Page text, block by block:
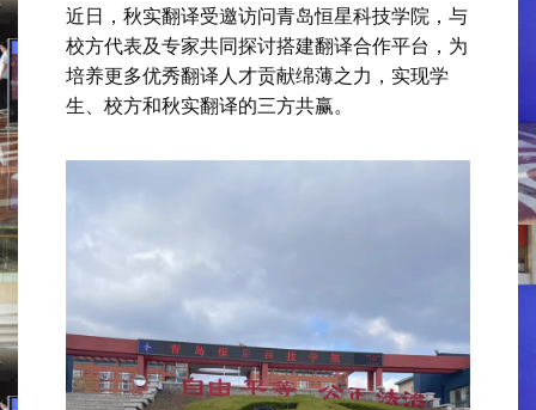
近日，秋实翻译受邀访问青岛恒星科技学院，与
校方代表及专家共同探讨搭建翻译合作平台，为
培养更多优秀翻译人才贡献绵薄之力，实现学
生、校方和秋实翻译的三方共赢。